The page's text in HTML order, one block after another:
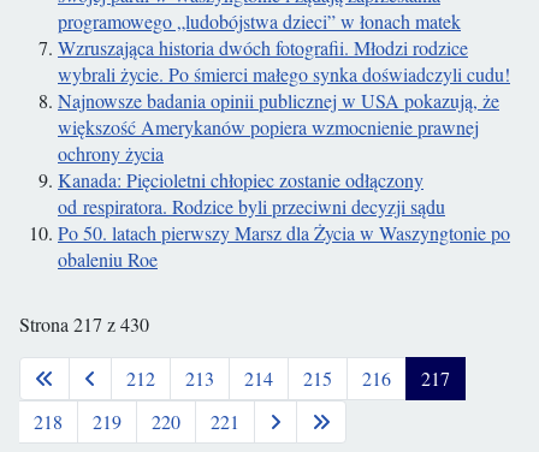
programowego „ludobójstwa dzieci” w łonach matek
Wzruszająca historia dwóch fotografii. Młodzi rodzice
wybrali życie. Po śmierci małego synka doświadczyli cudu!
Najnowsze badania opinii publicznej w USA pokazują, że
większość Amerykanów popiera wzmocnienie prawnej
ochrony życia
Kanada: Pięcioletni chłopiec zostanie odłączony
od respiratora. Rodzice byli przeciwni decyzji sądu
Po 50. latach pierwszy Marsz dla Życia w Waszyngtonie po
obaleniu Roe
Strona 217 z 430
212 213 214 215 216
217
218
219 220 221